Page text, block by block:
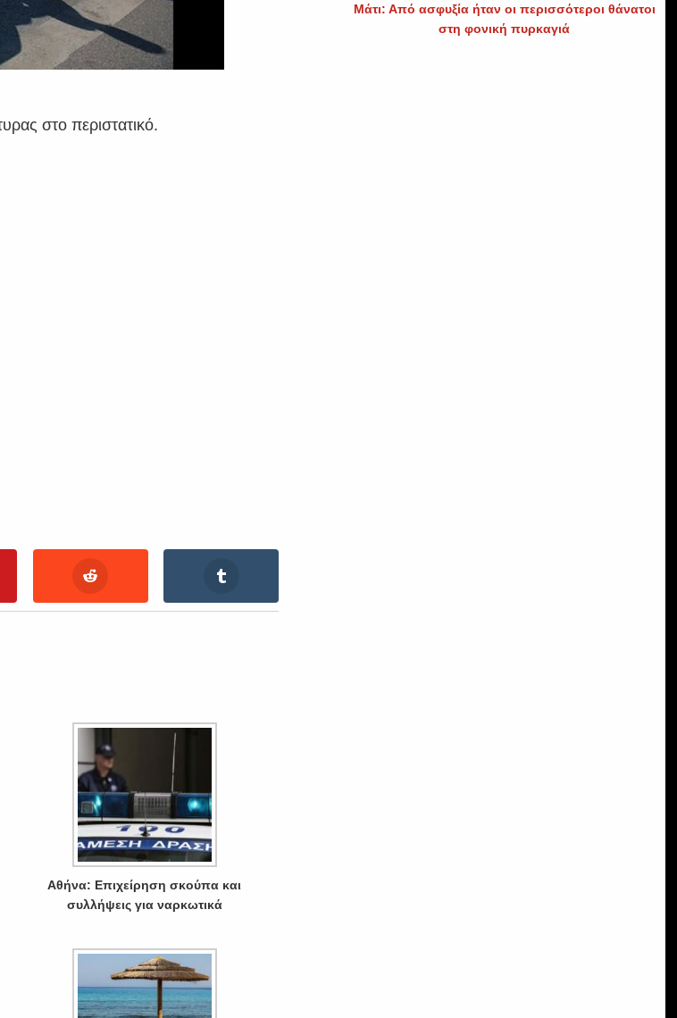
στο περιστατικό.
Αθήνα: Επιχείρηση σκούπα και
συλλήψεις για ναρκωτικά
Μάτι: Από ασφυξία ήταν οι περισσότεροι θάνατοι
στη φονική πυρκαγιά